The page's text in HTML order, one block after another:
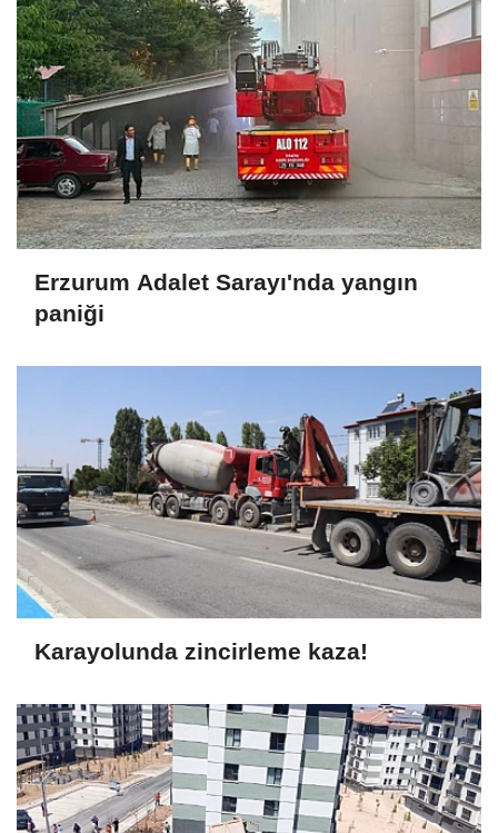
Erzurum Adalet Sarayı'nda yangın
paniği
Karayolunda zincirleme kaza!